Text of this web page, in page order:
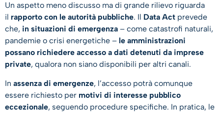
Un aspetto meno discusso ma di grande rilievo riguarda
il rapporto con le autorità pubbliche. Il Data Act prevede
che, in situazioni di emergenza – come catastrofi naturali,
pandemie o crisi energetiche – le amministrazioni
possano richiedere accesso a dati detenuti da imprese
private, qualora non siano disponibili per altri canali.
In assenza di emergenze, l’accesso potrà comunque
essere richiesto per motivi di interesse pubblico
eccezionale, seguendo procedure specifiche. In pratica, le